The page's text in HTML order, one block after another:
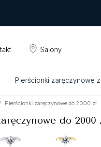
Salony
Pierścionki zaręczynowe
Pierścionki zaręczynowe do 2000 zł
do 2000